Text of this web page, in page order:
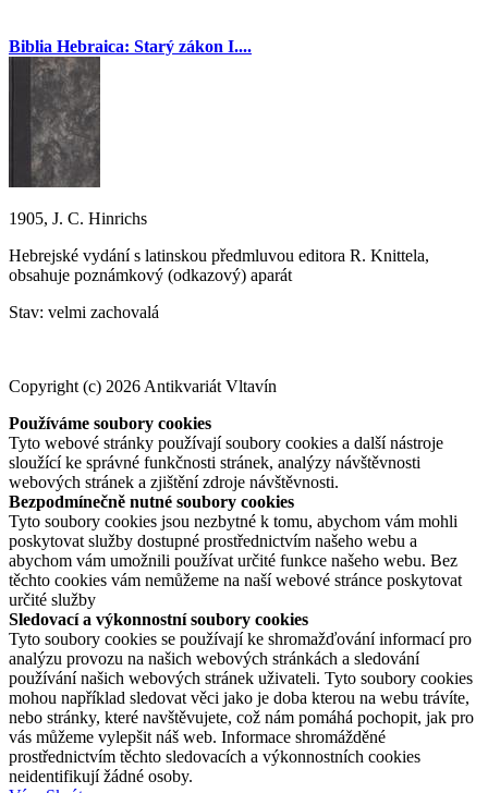
Biblia Hebraica: Starý zákon I....
1905, J. C. Hinrichs
Hebrejské vydání s latinskou předmluvou editora R. Knittela,
obsahuje poznámkový (odkazový) aparát
Stav: velmi zachovalá
Copyright (c) 2026 Antikvariát Vltavín
Používáme soubory cookies
Tyto webové stránky používají soubory cookies a další nástroje
sloužící ke správné funkčnosti stránek, analýzy návštěvnosti
webových stránek a zjištění zdroje návštěvnosti.
Bezpodmínečně nutné soubory cookies
Tyto soubory cookies jsou nezbytné k tomu, abychom vám mohli
poskytovat služby dostupné prostřednictvím našeho webu a
abychom vám umožnili používat určité funkce našeho webu. Bez
těchto cookies vám nemůžeme na naší webové stránce poskytovat
určité služby
Sledovací a výkonnostní soubory cookies
Tyto soubory cookies se používají ke shromažďování informací pro
analýzu provozu na našich webových stránkách a sledování
používání našich webových stránek uživateli. Tyto soubory cookies
mohou například sledovat věci jako je doba kterou na webu trávíte,
nebo stránky, které navštěvujete, což nám pomáhá pochopit, jak pro
vás můžeme vylepšit náš web. Informace shromážděné
prostřednictvím těchto sledovacích a výkonnostních cookies
neidentifikují žádné osoby.